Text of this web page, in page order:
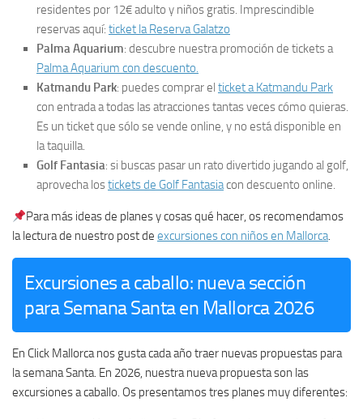
residentes por 12€ adulto y niños gratis. Imprescindible
reservas aquí: ticket la Reserva Galatzo
Palma Aquarium: descubre nuestra promoción de tickets a
Palma Aquarium con descuento.
Katmandu Park: puedes comprar el ticket a Katmandu Park
con entrada a todas las atracciones tantas veces cómo quieras.
Es un ticket que sólo se vende online, y no está disponible en
la taquilla.
Golf Fantasia: si buscas pasar un rato divertido jugando al golf,
aprovecha lostickets de Golf Fantasiacon descuento online.
Para más ideas de planes y cosas qué hacer, os recomendamos
la lectura de nuestro post de excursiones con niños en Mallorca.
Excursiones a caballo: nueva sección
para Semana Santa en Mallorca 2026
En Click Mallorca nos gusta cada año traer nuevas propuestas para
la semana Santa. En 2026, nuestra nueva propuesta son las
excursiones a caballo. Os presentamos tres planes muy diferentes: